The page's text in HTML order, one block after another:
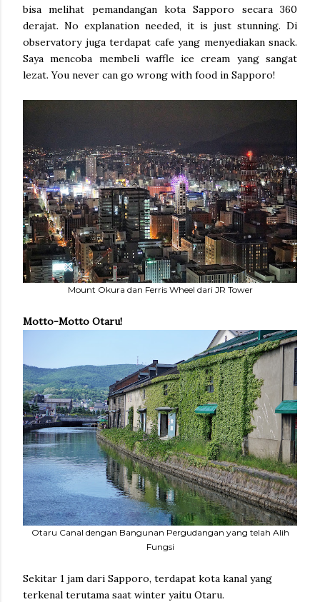
bisa melihat pemandangan kota Sapporo secara 360
derajat. No explanation needed, it is just stunning. Di
observatory juga terdapat cafe yang menyediakan snack.
Saya mencoba membeli waffle ice cream yang sangat
lezat. You never can go wrong with food in Sapporo!
Mount Okura dan Ferris Wheel dari JR Tower
Motto-Motto Otaru!
Otaru Canal dengan Bangunan Pergudangan yang telah Alih
Fungsi
Sekitar 1 jam dari Sapporo, terdapat kota kanal yang
terkenal terutama saat winter yaitu Otaru.